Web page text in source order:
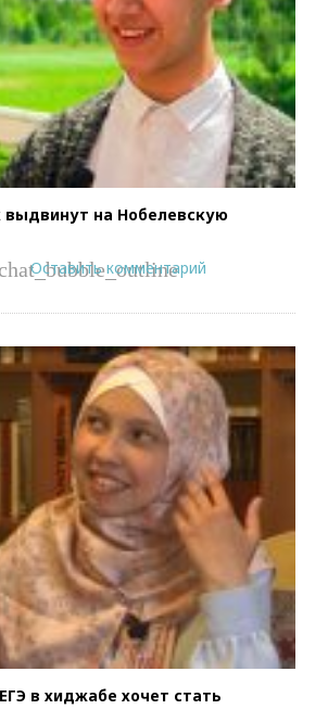
на Нобелевскую
chat_bubble_outline
Оставить комментарий
в хиджабе хочет стать